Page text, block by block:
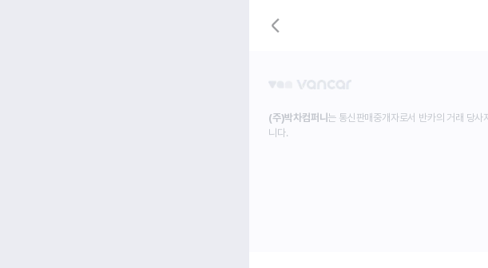
(주)박차컴퍼니 는 통신판매중개자로서 반카의 거래 당
니다.